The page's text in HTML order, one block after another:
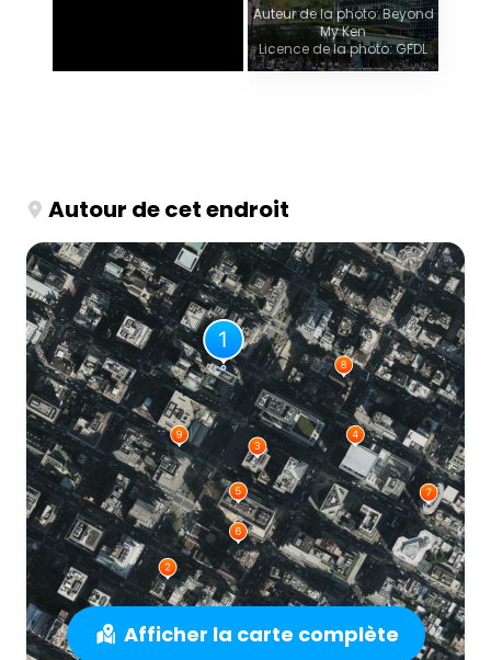
Auteur de la photo: Beyond
My Ken
Licence de la photo: GFDL
Autour de cet endroit
Afficher la carte complète